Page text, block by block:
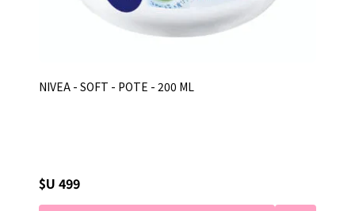
NIVEA - SOFT - POTE - 200 ML
$U 499